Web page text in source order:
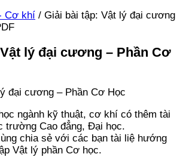
Cơ khí / Giải bài tập: Vật lý đại cương
lý đại cương – Phần Cơ
đại cương – Phần Cơ Học
ngành kỹ thuật, cơ khí có thêm tài
trường Cao đẳng, Đại học.
chia sẻ với các bạn tài liệ hướng
Vật lý phần Cơ học.